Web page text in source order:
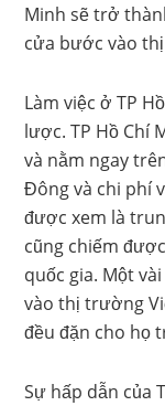
Minh sẽ trở
cửa bước vào
Làm việc ở TP
lược. TP Hồ Chí
và nằm ngay
Đông và chi phí
được xem là
cũng chiếm
quốc gia. Một
vào thị trường
đều đặn cho họ
Sự hấp dẫn của